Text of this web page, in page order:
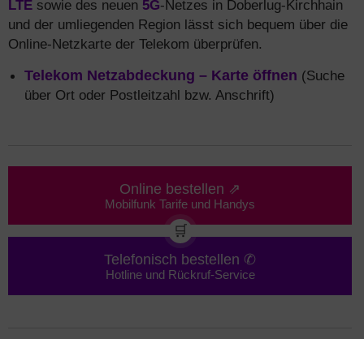
LTE sowie des neuen 5G-Netzes in Doberlug-Kirchhain
und der umliegenden Region lässt sich bequem über die
Online-Netzkarte der Telekom überprüfen.
Telekom Netzabdeckung – Karte öffnen (Suche
über Ort oder Postleitzahl bzw. Anschrift)
Online bestellen ⇗
Mobilfunk Tarife und Handys
🛒
Telefonisch bestellen ✆
Hotline und Rückruf-Service